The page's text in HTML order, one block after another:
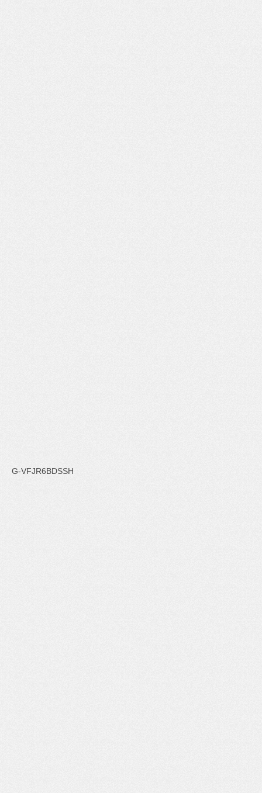
G-VFJR6BDSSH